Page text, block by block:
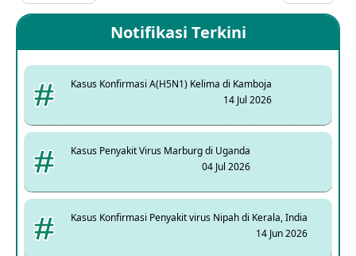
Notifikasi Terkini
Kasus Konfirmasi A(H5N1) Kelima di Kamboja
14 Jul 2026
Kasus Penyakit Virus Marburg di Uganda
04 Jul 2026
Kasus Konfirmasi Penyakit virus Nipah di Kerala, India
14 Jun 2026